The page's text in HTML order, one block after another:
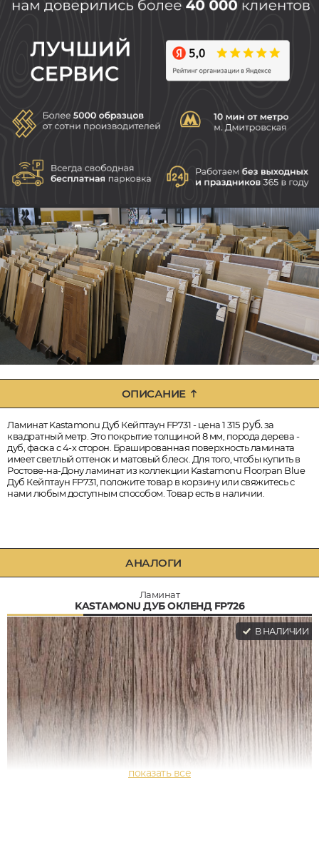
ОПИСАНИЕ
Ламинат Kastamonu Дуб Кейптаун FP731 - цена 1 315руб.за
квадратный метр. Это покрытие толщиной 8 мм, порода дерева -
дуб, фаска с 4-х сторон. Брашированная поверхность ламината
имеет светлый оттенок и матовый блеск. Для того, чтобы купить в
Ростове-на-Дону ламинат из коллекции Kastamonu Floorpan Blue
Дуб Кейптаун FP731, положите товар в корзину или свяжитесь с
нами любым доступным способом. Товар есть в наличии.
АНАЛОГИ
Ламинат
KASTAMONU ДУБ ОКЛЕНД FP726
В НАЛИЧИИ